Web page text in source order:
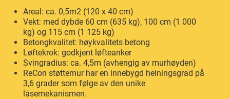
Areal: ca. 0,5m2 (120 x 40 cm)
Vekt: med dybde 60 cm (635 kg), 100 cm (1 000
kg) og 115 cm (1 125 kg)
Betongkvalitet: høykvalitets betong
Løftekrok: godkjent løfteanker
Svingradius: ca. 4,5m (avhengig av murhøyden)
ReCon støttemur har en innebygd helningsgrad på
3,6 grader som følge av den unike
låsemekanismen.